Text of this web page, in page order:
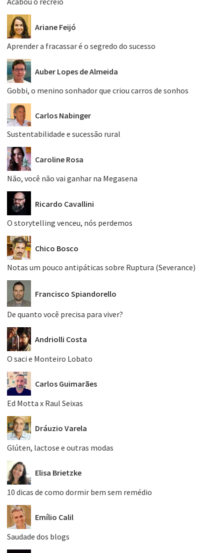
Ariane Feijó
Aprender a fracassar é o segredo do sucesso
Auber Lopes de Almeida
Gobbi, o menino sonhador que criou carros de sonhos
Carlos Nabinger
Sustentabilidade e sucessão rural
Caroline Rosa
Não, você não vai ganhar na Megasena
Ricardo Cavallini
O storytelling venceu, nós perdemos
Chico Bosco
Notas um pouco antipáticas sobre Ruptura (Severance)
Francisco Spiandorello
De quanto você precisa para viver?
Andriolli Costa
O saci e Monteiro Lobato
Carlos Guimarães
Ed Motta x Raul Seixas
Dráuzio Varela
Glúten, lactose e outras modas
Elisa Brietzke
10 dicas de como dormir bem sem remédio
Emílio Calil
Saudade dos blogs